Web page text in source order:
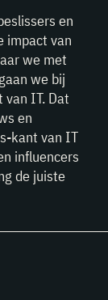
en
impact van
we met
we bij
van IT. Dat
en
kant van IT
influencers
de juiste